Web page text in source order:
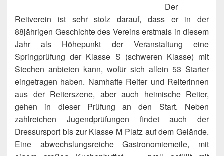
Der
Reitverein ist sehr stolz darauf, dass er in der
88jährigen Geschichte des Vereins erstmals in diesem
Jahr als Höhepunkt der Veranstaltung eine
Springprüfung der Klasse S (schweren Klasse) mit
Stechen anbieten kann, wofür sich allein 53 Starter
eingetragen haben. Namhafte Reiter und Reiterinnen
aus der Reiterszene, aber auch heimische Reiter,
gehen in dieser Prüfung an den Start. Neben
zahlreichen Jugendprüfungen findet auch der
Dressursport bis zur Klasse M Platz auf dem Gelände.
Eine abwechslungsreiche Gastronomiemeile, mit